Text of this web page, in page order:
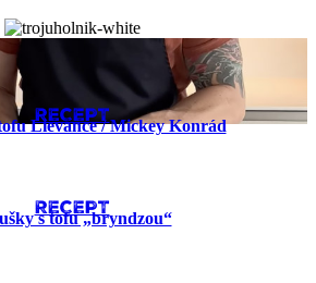
RECEPT
Lievance​ / Mickey Konrád
RECEPT
s tofu „bryndzou“